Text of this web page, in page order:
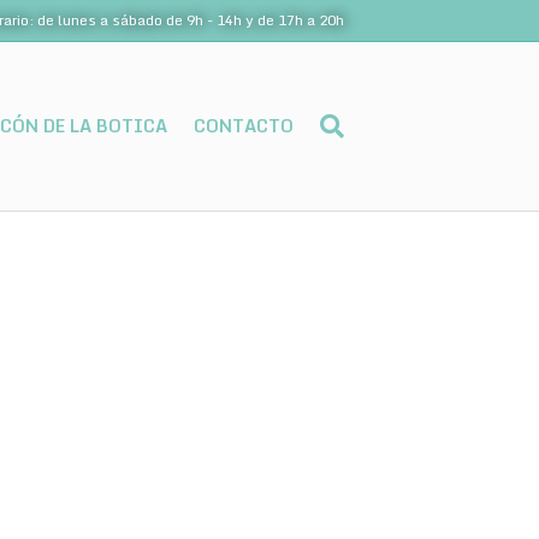
de lunes a sábado de 9h - 14h y de 17h a 20h
DE LA BOTICA CONTACTO